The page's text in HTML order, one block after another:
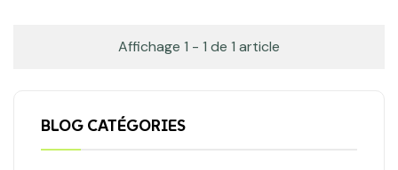
Affichage 1 - 1 de 1 article
BLOG CATÉGORIES